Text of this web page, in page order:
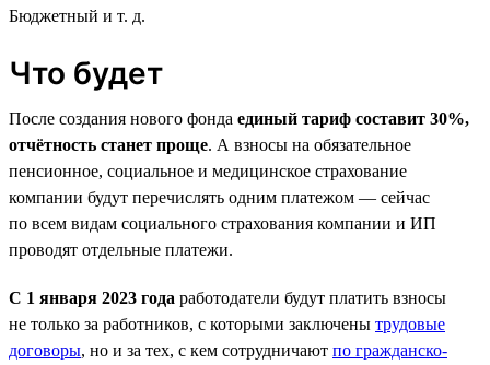
Бюджетный и т. д.
Что будет
После создания нового фонда единый тариф составит 30%,
отчётность станет проще. А взносы на обязательное
пенсионное, социальное и медицинское страхование
компании будут перечислять одним платежом — сейчас
по всем видам социального страхования компании и ИП
проводят отдельные платежи.
С 1 января 2023 года работодатели будут платить взносы
не только за работников, с которыми заключены трудовые
договоры, но и за тех, с кем сотрудничают по гражданско-